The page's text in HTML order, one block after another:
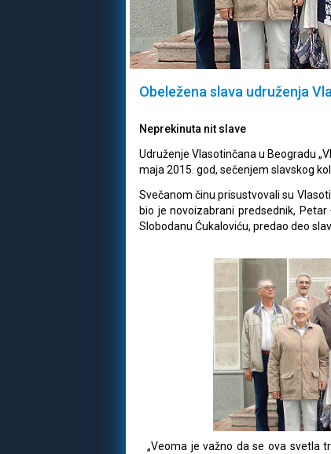
Obeležena slava udruženja
Neprekinuta nit slave
Udruženje Vlasotinčana u Beogradu
maja 2015. god, sečenjem slavskog
Svečanom činu prisustvovali su
bio je novoizabrani predsednik,
Slobodanu Ćukaloviću, predao deo
„Veoma je važno da se ova svetla